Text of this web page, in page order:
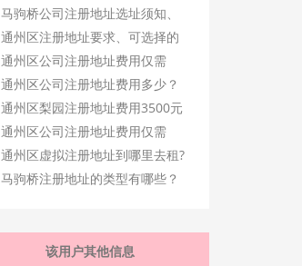
钱一年？
马驹桥公司注册地址选址须知、
需要考虑的问题！
通州区注册地址要求、可选择的
类型及费用！
通州区公司注册地址费用仅需
1500元一年！
通州区公司注册地址费用多少？
类型有哪些？
通州区梨园注册地址费用3500元
三年，新设立，迁址均可！
通州区公司注册地址费用仅需
4000元三年！
通州区虚拟注册地址到哪里去租?
多少钱?
马驹桥注册地址的类型有哪些？
该用户其他信息